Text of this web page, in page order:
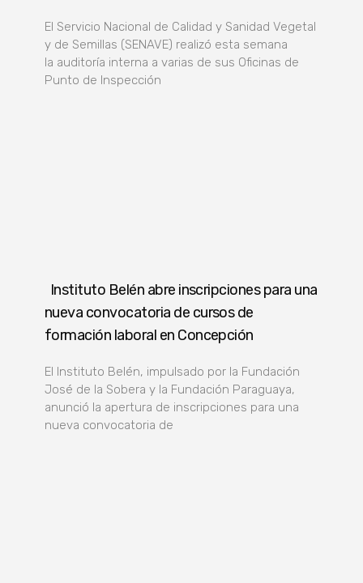
El Servicio Nacional de Calidad y Sanidad Vegetal
y de Semillas (SENAVE) realizó esta semana
la auditoría interna a varias de sus Oficinas de
Punto de Inspección
Instituto Belén abre inscripciones para una
nueva convocatoria de cursos de
formación laboral en Concepción
El Instituto Belén, impulsado por la Fundación
José de la Sobera y la Fundación Paraguaya,
anunció la apertura de inscripciones para una
nueva convocatoria de